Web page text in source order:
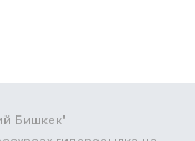
Бишкек"